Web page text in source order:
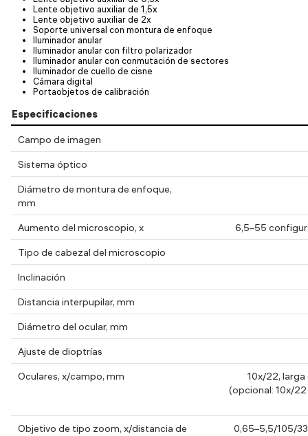
Lente objetivo auxiliar de 1,5x
Lente objetivo auxiliar de 2x
Soporte universal con montura de enfoque
Iluminador anular
Iluminador anular con filtro polarizador
Iluminador anular con conmutación de sectores
Iluminador de cuello de cisne
Cámara digital
Portaobjetos de calibración
Especificaciones
Campo de imagen
Sistema óptico
Diámetro de montura de enfoque,
mm
Aumento del microscopio, x
6,5–55
Tipo de cabezal del microscopio
Inclinación
Distancia interpupilar, mm
Diámetro del ocular, mm
Ajuste de dioptrías
Oculares, x/campo, mm
10x/22,
(opcional: 10x/
Objetivo de tipo zoom, x/distancia de
0,65–5,5/105/